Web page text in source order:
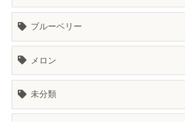
ブルーベリー
メロン
未分類